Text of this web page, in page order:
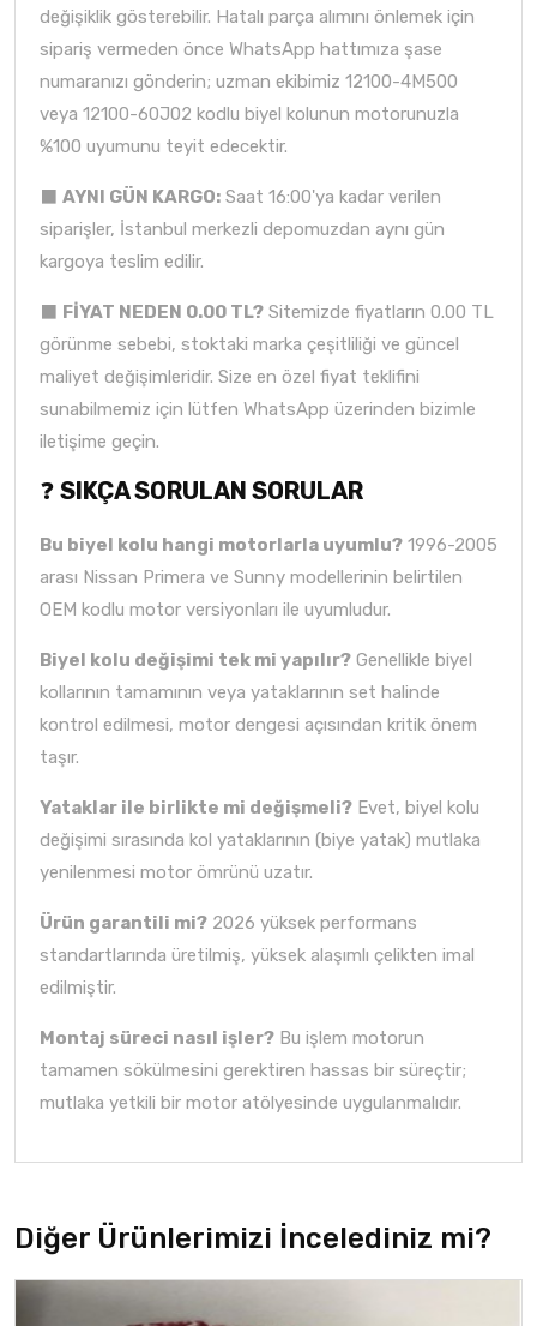
değişiklik gösterebilir. Hatalı parça alımını önlemek için
sipariş vermeden önce WhatsApp hattımıza şase
numaranızı gönderin; uzman ekibimiz 12100-4M500
veya 12100-60J02 kodlu biyel kolunun motorunuzla
%100 uyumunu teyit edecektir.
⬛ AYNI GÜN KARGO: Saat 16:00'ya kadar verilen
siparişler, İstanbul merkezli depomuzdan aynı gün
kargoya teslim edilir.
⬛ FİYAT NEDEN 0.00 TL? Sitemizde fiyatların 0.00 TL
görünme sebebi, stoktaki marka çeşitliliği ve güncel
maliyet değişimleridir. Size en özel fiyat teklifini
sunabilmemiz için lütfen WhatsApp üzerinden bizimle
iletişime geçin.
❓ SIKÇA SORULAN SORULAR
Bu biyel kolu hangi motorlarla uyumlu? 1996-2005
arası Nissan Primera ve Sunny modellerinin belirtilen
OEM kodlu motor versiyonları ile uyumludur.
Biyel kolu değişimi tek mi yapılır? Genellikle biyel
kollarının tamamının veya yataklarının set halinde
kontrol edilmesi, motor dengesi açısından kritik önem
taşır.
Yataklar ile birlikte mi değişmeli? Evet, biyel kolu
değişimi sırasında kol yataklarının (biye yatak) mutlaka
yenilenmesi motor ömrünü uzatır.
Ürün garantili mi? 2026 yüksek performans
standartlarında üretilmiş, yüksek alaşımlı çelikten imal
edilmiştir.
Montaj süreci nasıl işler? Bu işlem motorun
tamamen sökülmesini gerektiren hassas bir süreçtir;
mutlaka yetkili bir motor atölyesinde uygulanmalıdır.
Diğer Ürünlerimizi İncelediniz mi?